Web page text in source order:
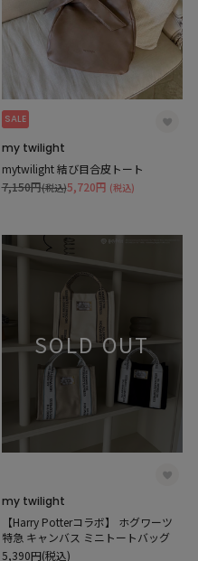
SALE
my twilight
mytwilight 結び目合皮トート
5,720円 (税込)
7,150円(税込)
SOLD OUT
my twilight
【Harry Potterコラボ】 ホグワーツ
特急 キャンバス ミニトートバッグ
5,390円(税込)